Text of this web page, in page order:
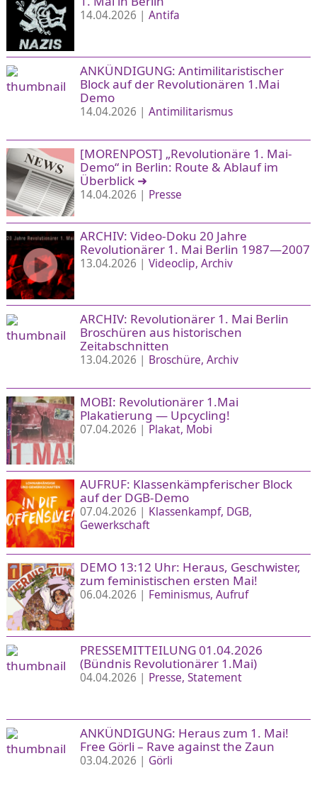
14.04.2026 |Antifa
ANKÜNDIGUNG: Antimilitaristischer
Block auf der Revolutionären 1.Mai
Demo
14.04.2026 |Antimilitarismus
[MORENPOST] „Revolutionäre 1. Mai-
Demo“ in Berlin: Route & Ablauf im
Überblick ➜
14.04.2026 | Presse
ARCHIV: Video-Doku 20 Jahre
Revolutionärer 1. Mai Berlin 1987—2007
13.04.2026 |Videoclip Archiv
ARCHIV: Revolutionärer 1. Mai Berlin
Broschüren aus historischen
Zeitabschnitten
13.04.2026 | Broschüre Archiv
MOBI: Revolutionärer 1.Mai
Plakatierung — Upcycling!
07.04.2026 | Plakat Mobi
AUFRUF: Klassenkämpferischer Block
auf der DGB-Demo
07.04.2026 | Klassenkampf DGB
Gewerkschaft
DEMO 13:12 Uhr: Heraus, Geschwister,
zum feministischen ersten Mai!
06.04.2026 | Feminismus Aufruf
PRESSEMITTEILUNG 01.04.2026
(Bündnis Revolutionärer 1.Mai)
04.04.2026 | Presse Statement
ANKÜNDIGUNG: Heraus zum 1. Mai!
Free Görli – Rave against the Zaun
03.04.2026 | Görli